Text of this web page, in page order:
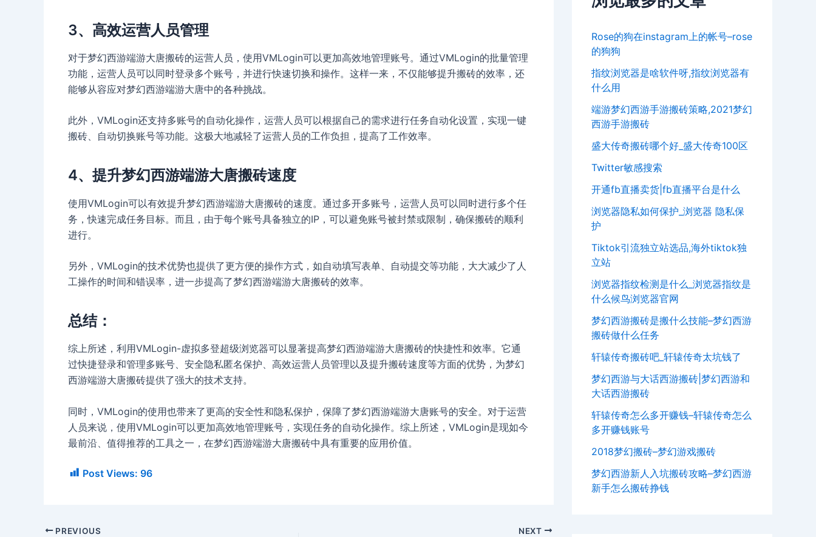
3、高效运营人员管理
对于梦幻西游端游大唐搬砖的运营人员，使用VMLogin可以更加高效地管理账号。通过VMLogin的批量管理
功能，运营人员可以同时登录多个账号，并进行快速切换和操作。这样一来，不仅能够提升搬砖的效率，还
能够从容应对梦幻西游端游大唐中的各种挑战。
此外，VMLogin还支持多账号的自动化操作，运营人员可以根据自己的需求进行任务自动化设置，实现一键
搬砖、自动切换账号等功能。这极大地减轻了运营人员的工作负担，提高了工作效率。
4、提升梦幻西游端游大唐搬砖速度
使用VMLogin可以有效提升梦幻西游端游大唐搬砖的速度。通过多开多账号，运营人员可以同时进行多个任
务，快速完成任务目标。而且，由于每个账号具备独立的IP，可以避免账号被封禁或限制，确保搬砖的顺利
进行。
另外，VMLogin的技术优势也提供了更方便的操作方式，如自动填写表单、自动提交等功能，大大减少了人
工操作的时间和错误率，进一步提高了梦幻西游端游大唐搬砖的效率。
总结：
综上所述，利用VMLogin-虚拟多登超级浏览器可以显著提高梦幻西游端游大唐搬砖的快捷性和效率。它通
过快捷登录和管理多账号、安全隐私匿名保护、高效运营人员管理以及提升搬砖速度等方面的优势，为梦幻
西游端游大唐搬砖提供了强大的技术支持。
同时，VMLogin的使用也带来了更高的安全性和隐私保护，保障了梦幻西游端游大唐账号的安全。对于运营
人员来说，使用VMLogin可以更加高效地管理账号，实现任务的自动化操作。综上所述，VMLogin是现如今
最前沿、值得推荐的工具之一，在梦幻西游端游大唐搬砖中具有重要的应用价值。
Post Views: 96
PREVIOUS NEXT
Rose的狗在instagram上的帐号–rose
的狗狗
指纹浏览器是啥软件呀,指纹浏览器有
什么用
端游梦幻西游手游搬砖策略,2021梦幻
西游手游搬砖
盛大传奇搬砖哪个好_盛大传奇100区
Twitter敏感搜索
开通fb直播卖货|fb直播平台是什么
浏览器隐私如何保护_浏览器 隐私保
护
Tiktok引流独立站选品,海外tiktok独
立站
浏览器指纹检测是什么_浏览器指纹是
什么候鸟浏览器官网
梦幻西游搬砖是搬什么技能–梦幻西游
搬砖做什么任务
轩辕传奇搬砖吧_轩辕传奇太坑钱了
梦幻西游与大话西游搬砖|梦幻西游和
大话西游搬砖
轩辕传奇怎么多开赚钱–轩辕传奇怎么
多开赚钱账号
2018梦幻搬砖–梦幻游戏搬砖
梦幻西游新人入坑搬砖攻略–梦幻西游
新手怎么搬砖挣钱